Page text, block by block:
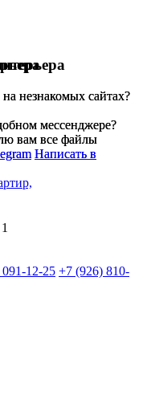
незнакомых сайтах?
мессенджере?
вам все файлы
Написать в
незнакомых сайтах?
мессенджере?
вам все файлы
Написать в
12-25 +7 (926) 810-